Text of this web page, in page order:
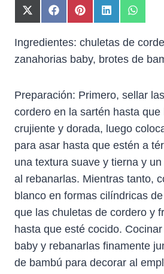
C
O
M
P
A
I
R
E
N
(
T
W
I
T
T
E
R
)
C
O
M
P
A
I
E
N
A
C
E
B
O
O
K
C
O
M
P
A
I
E
N
P
I
N
T
E
R
E
S
T
C
O
M
P
A
I
E
N
I
N
K
E
D
I
N
C
O
M
P
A
I
R
E
N
W
H
A
T
S
A
P
P
Ingredientes: chuletas de
zanahorias baby, brotes de
Preparación: Primero, sellar
cordero en la sartén hasta
crujiente y dorada, luego
para asar hasta que estén a
una textura suave y tierna y
al rebanarlas. Mientras tanto,
blanco en formas cilíndricas
que las chuletas de cordero y
hasta que esté cocido.
baby y rebanarlas finamente
de bambú para decorar al